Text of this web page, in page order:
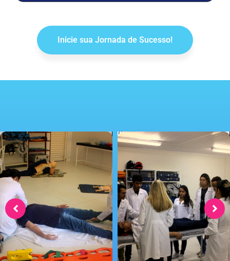
Inicie sua Jornada de Sucesso!